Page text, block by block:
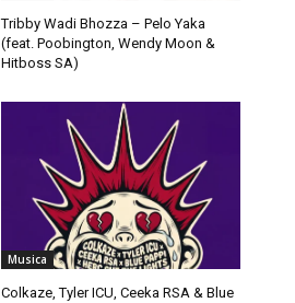
Tribby Wadi Bhozza – Pelo Yaka
(feat. Poobington, Wendy Moon &
Hitboss SA)
Musica
Colkaze, Tyler ICU, Ceeka RSA & Blue